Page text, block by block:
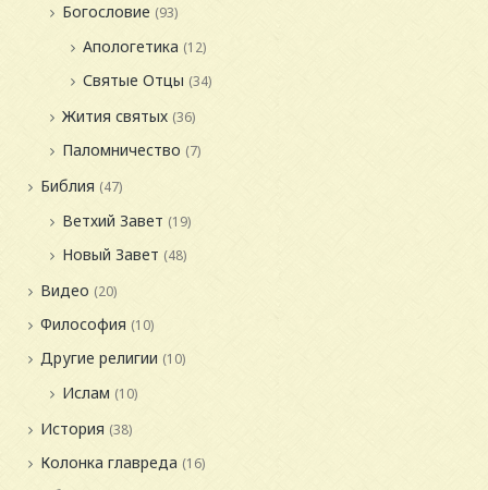
Богословие (93)
Апологетика (12)
Святые Отцы (34)
Жития святых (36)
Паломничество (7)
Библия (47)
Ветхий Завет (19)
Новый Завет (48)
Видео (20)
Философия (10)
Другие религии (10)
Ислам (10)
История (38)
Колонка главреда (16)